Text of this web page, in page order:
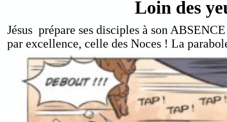
Loin des
Jésus prépare ses disciples à son
par excellence, celle des Noces ! La